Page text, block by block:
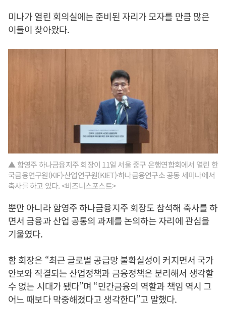
미나가 열린 회의실에는 준비된 자리가 모자를 만큼 많은
이들이 찾아왔다.
▲ 함영주 하나금융지주 회장이 11일 서울 중구 은행연합회에서 열린 한
국금융연구원(KIF)·산업연구원(KIET)·하나금융연구소 공동 세미나에서
축사를 하고 있다. <비즈니스포스트>
뿐만 아니라 함영주 하나금융지주 회장도 참석해 축사를 하
면서 금융과 산업 공통의 과제를 논의하는 자리에 관심을
기울였다.
함 회장은 “최근 글로벌 공급망 불확실성이 커지면서 국가
안보와 직결되는 산업정책과 금융정책은 분리해서 생각할
수 없는 시대가 됐다”며 “민간금융의 역할과 책임 역시 그
어느 때보다 막중해졌다고 생각한다”고 말했다.